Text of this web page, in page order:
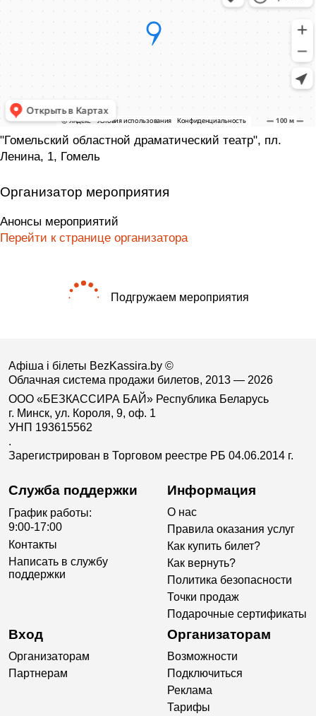
"Гомельский областной драматический театр", пл.
Ленина, 1, Гомель
Организатор мероприятия
Анонсы мероприятий
Перейти к странице организатора
Подгружаем мероприятия
Афіша і білеты BezKassira.by ©
Облачная система продажи билетов, 2013 — 2026
ООО «БЕЗКАССИРА БАЙ» Республика Беларусь
г. Минск, ул. Короля, 9, оф. 1
УНП 193615562
.
Зарегистрирован в Торговом реестре РБ 04.06.2014 г.
Служба поддержки
График работы:
9:00-17:00
Контакты
Написать в службу
поддержки
Информация
О нас
Правила оказания услуг
Как купить билет?
Как вернуть?
Политика безопасности
Точки продаж
Подарочные сертификаты
Вход
Организаторам
Партнерам
Организаторам
Возможности
Подключиться
Реклама
Тарифы